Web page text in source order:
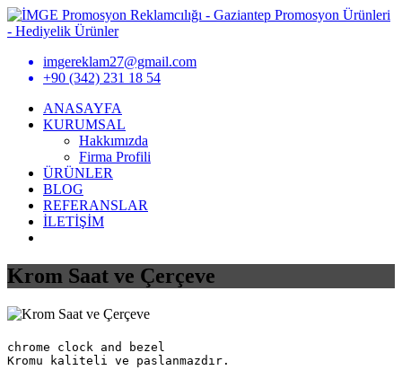
imgereklam27@gmail.com
+90 (342) 231 18 54
ANASAYFA
KURUMSAL
Hakkımızda
Firma Profili
ÜRÜNLER
BLOG
REFERANSLAR
İLETİŞİM
Krom Saat ve Çerçeve
chrome clock and bezel
Kromu kaliteli ve paslanmazdır.